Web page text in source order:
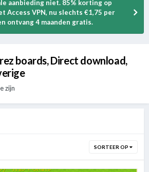
aanbieding niet. 85% korting op
Access VPN, nu slechts €1,75 per
ontvang 4 maanden gratis.
boards, Direct download,
zijn
SORTEER OP